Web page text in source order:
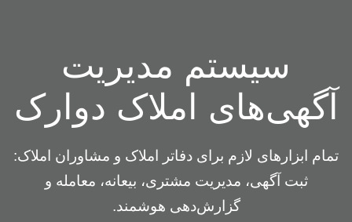
سیستم مدیریت
آگهی‌های املاک دوارک
تمام ابزارهای لازم برای دفاتر املاک و مشاوران املاک:
ثبت آگهی، مدیریت مشتری، بیعانه، معامله و
گزارش‌دهی هوشمند.